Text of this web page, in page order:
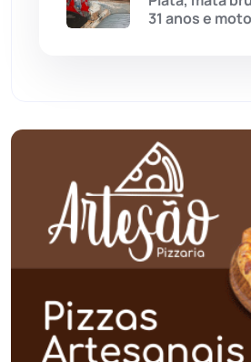
Planalto
Poções
Polícia Civil
Polícia Militar
31 anos e